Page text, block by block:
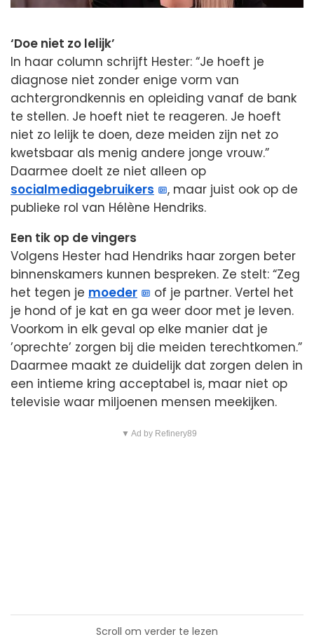
‘Doe niet zo lelijk’
In haar column schrijft Hester: “Je hoeft je
diagnose niet zonder enige vorm van
achtergrondkennis en opleiding vanaf de bank
te stellen. Je hoeft niet te reageren. Je hoeft
niet zo lelijk te doen, deze meiden zijn net zo
kwetsbaar als menig andere jonge vrouw.”
Daarmee doelt ze niet alleen op
socialmediagebruikers
, maar juist ook op de
publieke rol van Hélène Hendriks.
Een tik op de vingers
Volgens Hester had Hendriks haar zorgen beter
binnenskamers kunnen bespreken. Ze stelt: “Zeg
het tegen je moeder
of je partner. Vertel het
je hond of je kat en ga weer door met je leven.
Voorkom in elk geval op elke manier dat je
’oprechte’ zorgen bij die meiden terechtkomen.”
Daarmee maakt ze duidelijk dat zorgen delen in
een intieme kring acceptabel is, maar niet op
televisie waar miljoenen mensen meekijken.
▼ Ad by Refinery89
Scroll om verder te lezen